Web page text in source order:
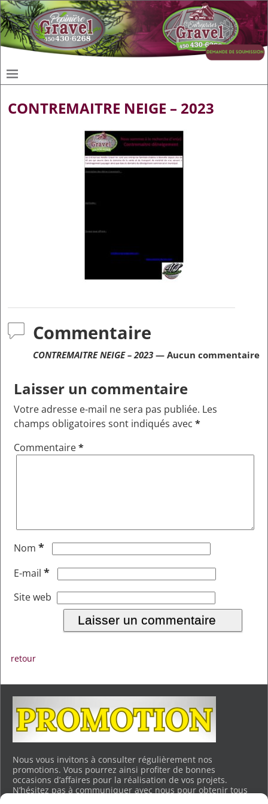
CONTREMAITRE NEIGE – 2023
Commentaire
CONTREMAITRE NEIGE – 2023— Aucun commentaire
Laisser un commentaire
Votre adresse e-mail ne sera pas publiée. Les
champs obligatoires sont indiqués avec*
Commentaire*
Nom*
E-mail*
Site web
retour
Nous vous invitons à consulter régulièrement nos
promotions. Vous pourrez ainsi profiter de bonnes
occasions d’affaires pour la réalisation de vos projets.
N’hésitez pas à communiquer avec nous pour obtenir tous